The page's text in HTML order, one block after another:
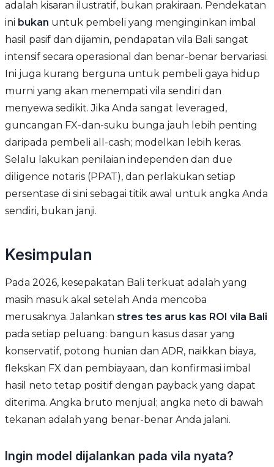
adalah kisaran ilustratif, bukan prakiraan. Pendekatan
ini bukan untuk pembeli yang menginginkan imbal
hasil pasif dan dijamin, pendapatan vila Bali sangat
intensif secara operasional dan benar-benar bervariasi.
Ini juga kurang berguna untuk pembeli gaya hidup
murni yang akan menempati vila sendiri dan
menyewa sedikit. Jika Anda sangat leveraged,
guncangan FX-dan-suku bunga jauh lebih penting
daripada pembeli all-cash; modelkan lebih keras.
Selalu lakukan penilaian independen dan due
diligence notaris (PPAT), dan perlakukan setiap
persentase di sini sebagai titik awal untuk angka Anda
sendiri, bukan janji.
Kesimpulan
Pada 2026, kesepakatan Bali terkuat adalah yang
masih masuk akal setelah Anda mencoba
merusaknya. Jalankan stres tes arus kas ROI vila Bali
pada setiap peluang: bangun kasus dasar yang
konservatif, potong hunian dan ADR, naikkan biaya,
flekskan FX dan pembiayaan, dan konfirmasi imbal
hasil neto tetap positif dengan payback yang dapat
diterima. Angka bruto menjual; angka neto di bawah
tekanan adalah yang benar-benar Anda jalani.
Ingin model dijalankan pada vila nyata?